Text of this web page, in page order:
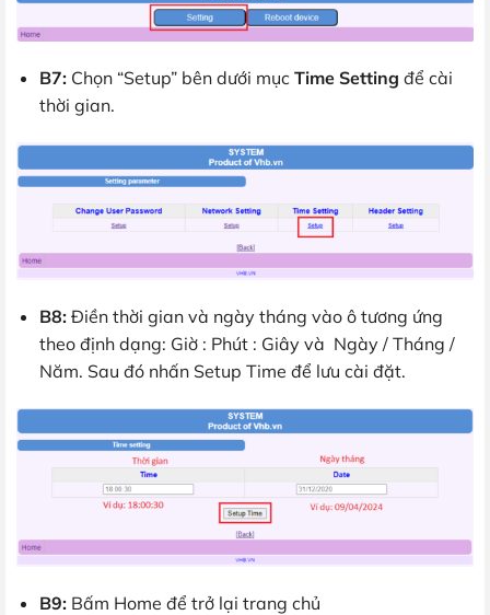
B7: Chọn “Setup” bên dưới mục Time Setting để cài
thời gian.
B8: Điền thời gian và ngày tháng vào ô tương ứng
theo định dạng: Giờ : Phút : Giây và Ngày / Tháng /
Năm. Sau đó nhấn Setup Time để lưu cài đặt.
B9: Bấm Home để trở lại trang chủ